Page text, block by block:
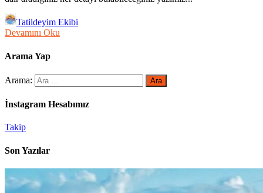
Tatildeyim Ekibi
Devamını Oku
Arama Yap
Arama:
İnstagram Hesabımız
Takip
Son Yazılar